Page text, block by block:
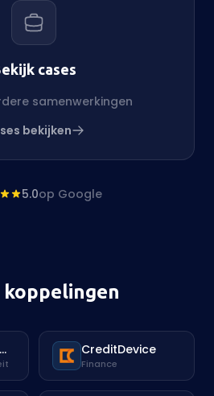
cases
samenwerkingen
bekijken
5.0op Google
Make (Integromat) CreditDevice
Finance